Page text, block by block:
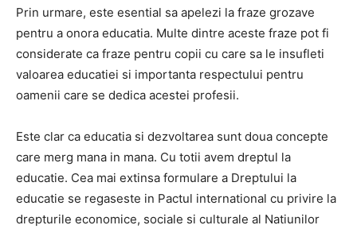
Prin urmare, este esential sa apelezi la fraze grozave
pentru a onora educatia. Multe dintre aceste fraze pot fi
considerate ca fraze pentru copii cu care sa le insufleti
valoarea educatiei si importanta respectului pentru
oamenii care se dedica acestei profesii.
Este clar ca educatia si dezvoltarea sunt doua concepte
care merg mana in mana. Cu totii avem dreptul la
educatie. Cea mai extinsa formulare a Dreptului la
educatie se regaseste in Pactul international cu privire la
drepturile economice, sociale si culturale al Natiunilor